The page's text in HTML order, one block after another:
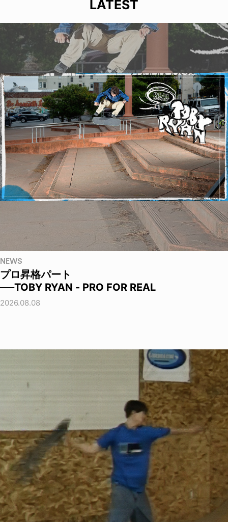
LATEST
NEWS
プロ昇格パート
──TOBY RYAN - PRO FOR REAL
2026.08.08